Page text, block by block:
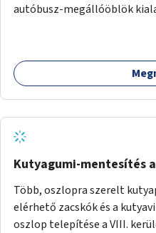
autóbusz-megállóöblök
Kutyagumi-mentesítés
Több, oszlopra szerelt
elérhető zacskók és a
oszlop telepítése a VIII.